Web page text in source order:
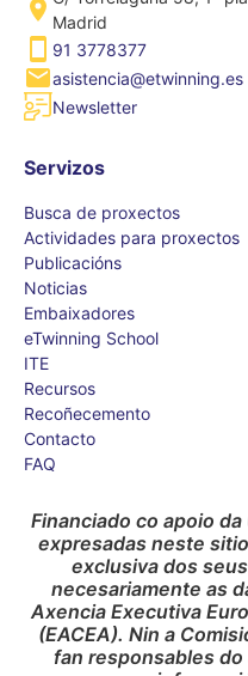
Madrid
91 3778377
asistencia@etwinning.es
Newsletter
Servizos
Busca de proxectos
Actividades para proxectos
Publicacións
Noticias
Embaixadores
eTwinning School
ITE
Recursos
Recoñecemento
Contacto
FAQ
Financiado co apoio
expresadas neste
exclusiva dos
necesariamente as
Axencia Executiva
(EACEA). Nin a
fan responsables